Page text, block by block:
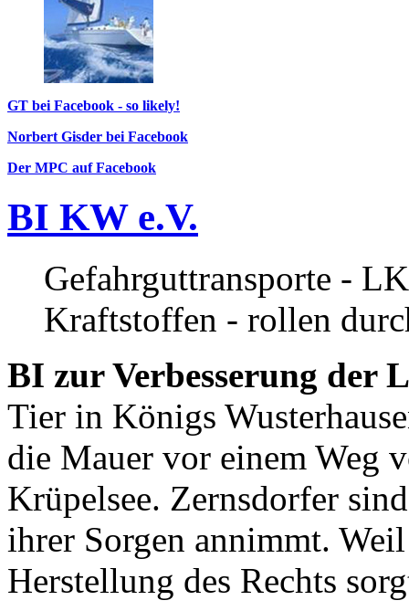
GT bei Facebook - so likely!
Norbert Gisder bei Facebook
Der MPC auf Facebook
BI KW e.V.
Gefahrguttransporte -
Kraftstoffen - rollen
BI zur Verbesserung der
Tier in Königs
die Mauer vor einem Weg
Krüpelsee. Zernsdorfer
ihrer Sorgen annimmt.
Herstellung des Rechts